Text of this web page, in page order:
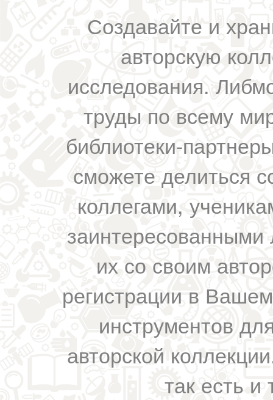
Создавайте и
авторскую
исследования.
труды по всему
библиотеки-
сможете делиться
коллегами,
их со своим
регистрации в
инструментов
авторской
так есть и